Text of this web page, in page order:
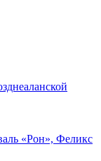
«Рон», Феликс